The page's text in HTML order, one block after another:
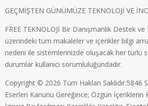
GEÇMİŞTEN GÜNÜMÜZE TEKNOLOJİ VE
FREE TEKNOLOJİ Bir Danışmanlık Destek
üzerindeki tüm makaleler ve içerikler bilgi
nedeni ile sistemlerinizde oluşacak her türlü
durumlar kullanıcı sorumluluğundadır.
Copyright © 2026 Tüm Hakları Saklıdır.5846
Eserleri Kanunu Gereğince; Özgün İçeriklerin